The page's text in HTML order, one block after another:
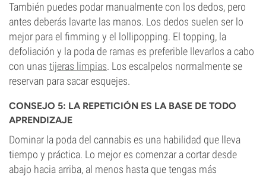
También puedes podar manualmente con los dedos, pero
antes deberás lavarte las manos. Los dedos suelen ser lo
mejor para el fimming y el lollipopping. El topping, la
defoliación y la poda de ramas es preferible llevarlos a cabo
con unas tijeras limpias. Los escalpelos normalmente se
reservan para sacar esquejes.
CONSEJO 5: LA REPETICIÓN ES LA BASE DE TODO
APRENDIZAJE
Dominar la poda del cannabis es una habilidad que lleva
tiempo y práctica. Lo mejor es comenzar a cortar desde
abajo hacia arriba, al menos hasta que tengas más